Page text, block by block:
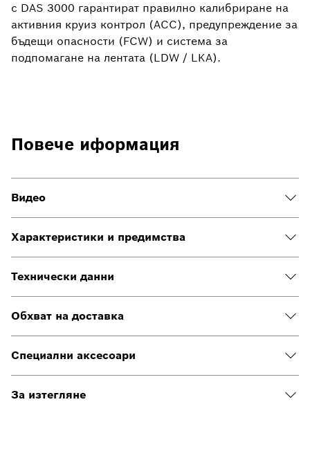
с DAS 3000 гарантират правилно калибриране на
активния круиз контрол (ACC), предупреждение за
бъдещи опасности (FCW) и система за
подпомагане на лентата (LDW / LKA).
Повече иформация
Видео
Характеристики и предимства
Технически данни
Обхват на доставка
Специални аксесоари
За изтегляне